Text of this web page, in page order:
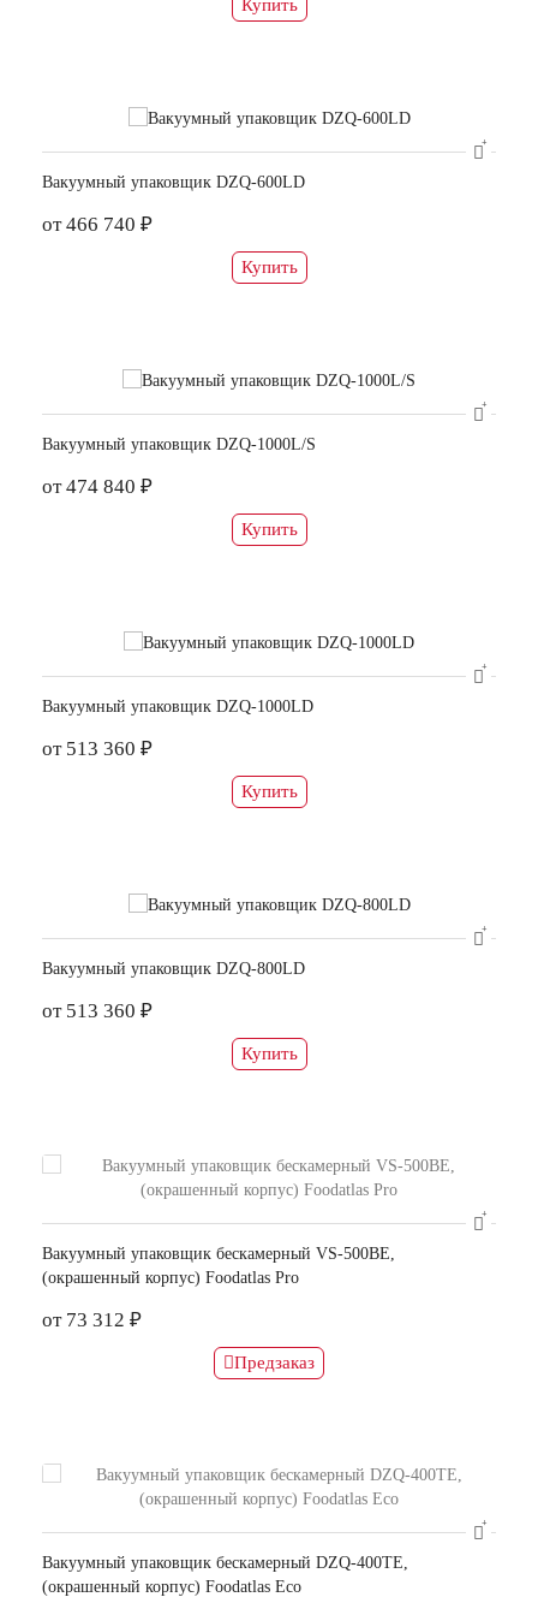
Купить
Вакуумный упаковщик DZQ-600LD
от 466 740 ₽
Купить
Вакуумный упаковщик DZQ-1000L/S
от 474 840 ₽
Купить
Вакуумный упаковщик DZQ-1000LD
от 513 360 ₽
Купить
Вакуумный упаковщик DZQ-800LD
от 513 360 ₽
Купить
Вакуумный упаковщик бескамерный VS-500BE,
(окрашенный корпус) Foodatlas Pro
от 73 312 ₽
Предзаказ
Вакуумный упаковщик бескамерный DZQ-400TE,
(окрашенный корпус) Foodatlas Eco